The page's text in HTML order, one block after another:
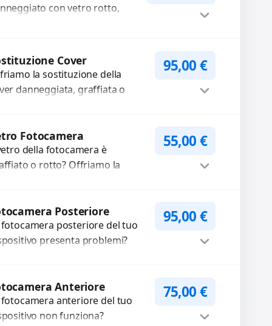
con vetro rotto,
Cover
la sostituzione della
danneggiata, graffiata o
e...
95,00€
Fotocamera
della fotocamera è
o rotto? Offriamo la
55,00€
Posteriore
fotocamera posteriore del tuo
presenta problemi?
non funzionante,...
95,00€
Anteriore
fotocamera anteriore del tuo
non funziona?
75,00€